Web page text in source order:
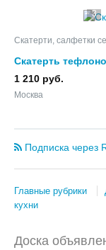
3
Скатерти, салфетки
Скатерть
1 210 руб.
Москва
Подписка через
Главные рубрики
кухни
Доска